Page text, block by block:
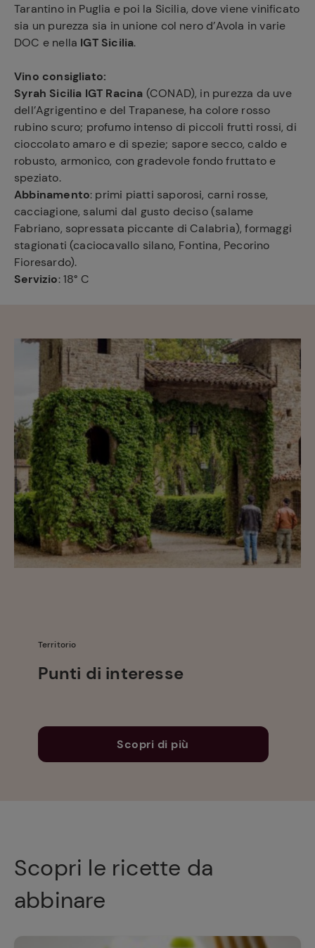
Tarantino in Puglia e poi la Sicilia, dove viene vinificato
sia un purezza sia in unione col nero d’Avola in varie
DOC e nella IGT Sicilia.
Vino consigliato:
Syrah Sicilia IGT Racina (CONAD), in purezza da uve
dell’Agrigentino e del Trapanese, ha colore rosso
rubino scuro; profumo intenso di piccoli frutti rossi, di
cioccolato amaro e di spezie; sapore secco, caldo e
robusto, armonico, con gradevole fondo fruttato e
speziato.
Abbinamento: primi piatti saporosi, carni rosse,
cacciagione, salumi dal gusto deciso (salame
Fabriano, sopressata piccante di Calabria), formaggi
stagionati (caciocavallo silano, Fontina, Pecorino
Fioresardo).
Servizio: 18° C
Territorio
Punti di interesse
Scopri di più
Scopri le ricette da
abbinare